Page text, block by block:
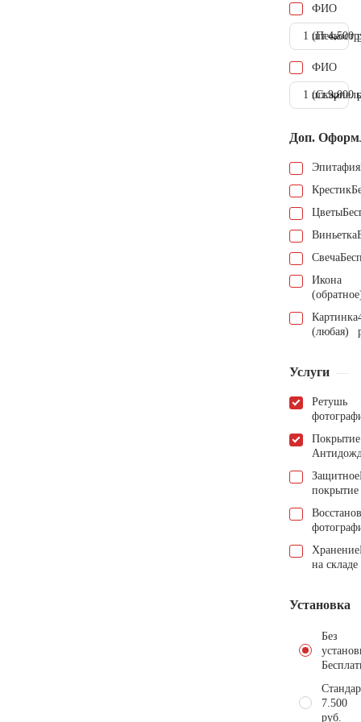
ФИО
1 шт.4.500
ФИО
1 шт.9.000
Доп.
Эпитафия
Крестик
Цветы
Виньетка
Свеча
Икона
Картинка
(любая)
Услуги
Ретушь
Покрытие
Защитное
покрытие
Хранение
на складе
Установка
Без
7.500
руб.